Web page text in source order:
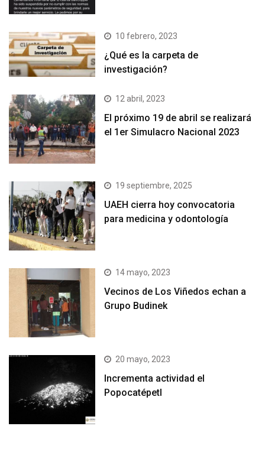
10 febrero, 2023
¿Qué es la carpeta de
investigación?
12 abril, 2023
El próximo 19 de abril se realizará
el 1er Simulacro Nacional 2023
19 septiembre, 2025
UAEH cierra hoy convocatoria
para medicina y odontología
14 mayo, 2023
Vecinos de Los Viñedos echan a
Grupo Budinek
20 mayo, 2023
Incrementa actividad el
Popocatépetl